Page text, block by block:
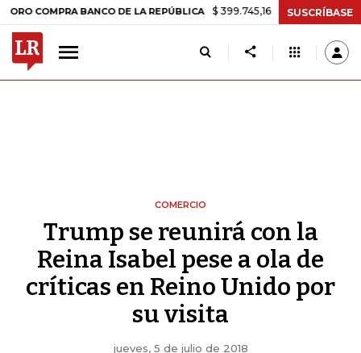
BANCO DE LA REPÚBLICA $ 399.745,16 +$ 2.295,71 +0,58%
SUSCRÍBASE
COMERCIO
Trump se reunirá con la
Reina Isabel pese a ola de
críticas en Reino Unido por
su visita
jueves, 5 de julio de 2018